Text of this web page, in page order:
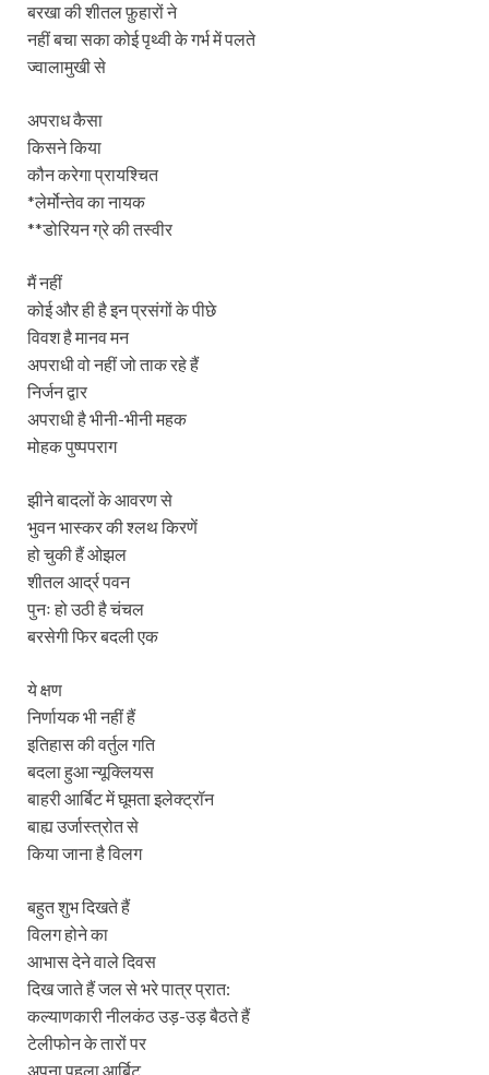
बरखा की शीतल फ़ुहारों ने
नहीं बचा सका कोई पृथ्वी के गर्भ में पलते
ज्वालामुखी से
अपराध कैसा
किसने किया
कौन करेगा प्रायश्चित
*लेर्मोन्तेव का नायक
**डोरियन ग्रे की तस्वीर
मैं नहीं
कोई और ही है इन प्रसंगों के पीछे
विवश है मानव मन
अपराधी वो नहीं जो ताक रहे हैं
निर्जन द्वार
अपराधी है भीनी-भीनी महक
मोहक पुष्पपराग
झीने बादलों के आवरण से
भुवन भास्कर की श्लथ किरणें
हो चुकी हैं ओझल
शीतल आर्द्र पवन
पुनः हो उठी है चंचल
बरसेगी फिर बदली एक
ये क्षण
निर्णायक भी नहीं हैं
इतिहास की वर्तुल गति
बदला हुआ न्यूक्लियस
बाहरी आर्बिट में घूमता इलेक्ट्रॉन
बाह्य उर्जास्त्रोत से
किया जाना है विलग
बहुत शुभ दिखते हैं
विलग होने का
आभास देने वाले दिवस
दिख जाते हैं जल से भरे पात्र प्रात:
कल्याणकारी नीलकंठ उड़-उड़ बैठते हैं
टेलीफोन के तारों पर
अपना पहला आर्बिट